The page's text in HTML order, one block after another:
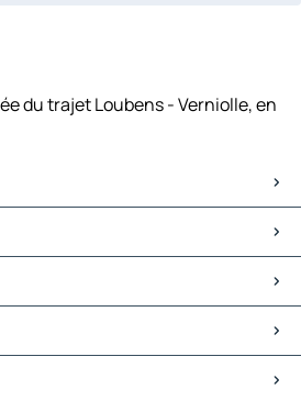
du trajet Loubens - Verniolle, en